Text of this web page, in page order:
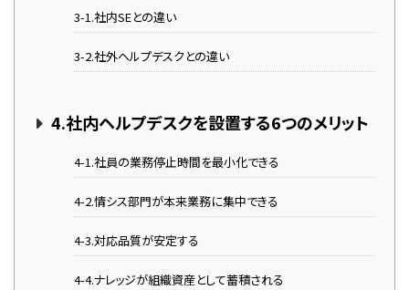
3-1.社内SEとの違い
3-2.社外ヘルプデスクとの違い
4.社内ヘルプデスクを設置する6つのメリット
4-1.社員の業務停止時間を最小化できる
4-2.情シス部門が本来業務に集中できる
4-3.対応品質が安定する
4-4.ナレッジが組織資産として蓄積される